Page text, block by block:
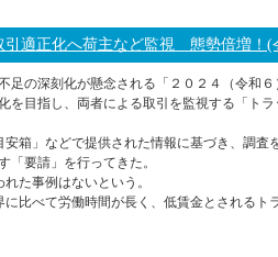
適正化へ荷主など監視 態勢倍増！(
足の深刻化が懸念される「２０２４（令和
を目指し、両者による取引を監視する「ト
箱」などで提供された情報に基づき、調査
「要請」を行ってきた。
た事例はないという。
比べて労働時間が長く、低賃金とされるト